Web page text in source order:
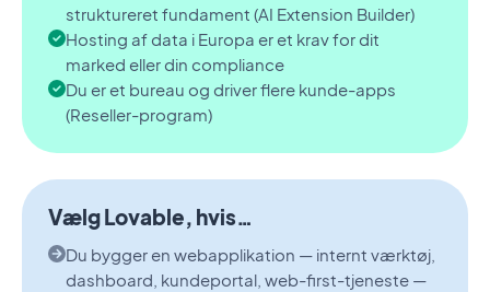
struktureret fundament (AI Extension Builder)
Hosting af data i Europa er et krav for dit
marked eller din compliance
Du er et bureau og driver flere kunde-apps
(Reseller-program)
Vælg Lovable, hvis…
Du bygger en webapplikation — internt værktøj,
dashboard, kundeportal, web-first-tjeneste —